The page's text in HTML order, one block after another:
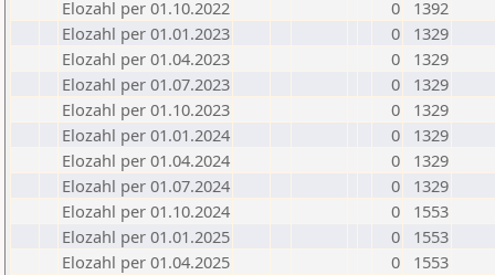
Elozahl per 01.10.2022
0
1392
Elozahl per 01.01.2023
0
1329
Elozahl per 01.04.2023
0
1329
Elozahl per 01.07.2023
0
1329
Elozahl per 01.10.2023
0
1329
Elozahl per 01.01.2024
0
1329
Elozahl per 01.04.2024
0
1329
Elozahl per 01.07.2024
0
1329
Elozahl per 01.10.2024
0
1553
Elozahl per 01.01.2025
0
1553
Elozahl per 01.04.2025
0
1553